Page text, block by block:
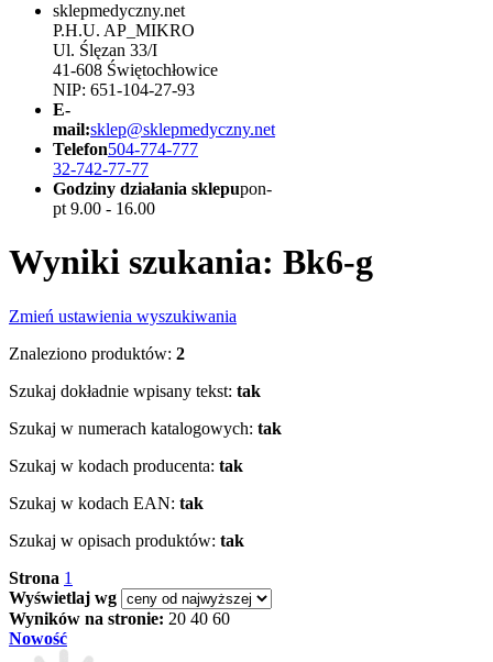
sklepmedyczny.net
P.H.U. AP_MIKRO
Ul. Ślęzan 33/I
41-608 Świętochłowice
NIP: 651-104-27-93
E-
mail:sklep@sklepmedyczny.net
Telefon504-774-777
32-742-77-77
Godziny działania sklepupon-
pt 9.00 - 16.00
Wyniki szukania: Bk6-g
Zmień ustawienia wyszukiwania
Znaleziono produktów: 2
Szukaj dokładnie wpisany tekst: tak
Szukaj w numerach katalogowych: tak
Szukaj w kodach producenta: tak
Szukaj w kodach EAN: tak
Szukaj w opisach produktów: tak
Strona 1
Wyświetlaj wg
Wyników na stronie: 20 40 60
Nowość